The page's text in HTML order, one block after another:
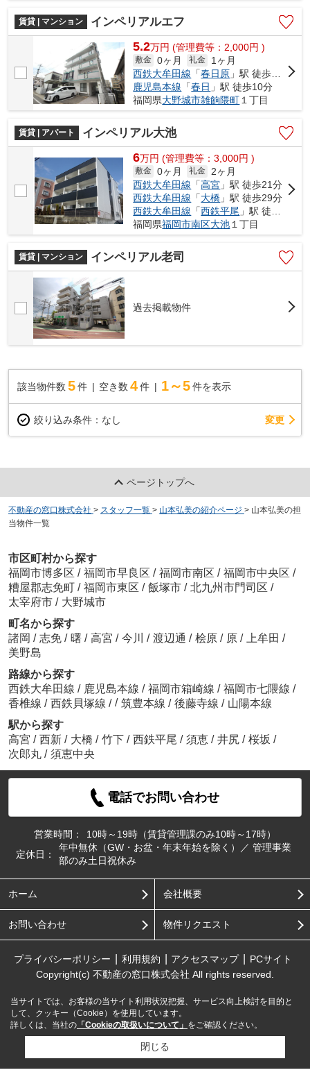
賃貸 | マンション
インペリアルエフ
5.2万円 (管理費等：2,000円 )
敷金 0ヶ月 礼金
1ヶ月
西鉄大牟田線 「春日原 」駅 徒歩6分
鹿児島本線 「春日 」駅 徒歩10分
福岡県大野城市雑餉隈町 １丁目
賃貸 | アパート インペリアル大池
6万円 (管理費等：3,000円 )
敷金 0ヶ月 礼金
2ヶ月
西鉄大牟田線 「高宮 」駅 徒歩21分
西鉄大牟田線 「大橋 」駅 徒歩29分
西鉄大牟田線 「西鉄平尾 」駅 徒歩35分
福岡県福岡市南区大池 １丁目
賃貸 | マンション インペリアル老司
過去掲載物件
該当物件数 5件 空き数 4 件 1～5 件を表示
絞り込み条件： なし 変更
ページトップへ
不動産の窓口株式会社 > スタッフ一覧 > 山本弘美の紹介ページ > 山本弘美の担
当物件一覧
市区町村から探す
福岡市博多区 / 福岡市早良区 / 福岡市南区 / 福岡市中央区 /
糟屋郡志免町 / 福岡市東区 / 飯塚市 / 北九州市門司区 /
太宰府市 / 大野城市
町名から探す
諸岡 / 志免 / 曙 / 高宮 / 今川 / 渡辺通 / 桧原 / 原 / 上牟田 /
美野島
路線から探す
西鉄大牟田線 / 鹿児島本線 / 福岡市箱崎線 / 福岡市七隈線 /
香椎線 / 西鉄貝塚線 / / 筑豊本線 / 後藤寺線 / 山陽本線
駅から探す
高宮 / 西新 / 大橋 / 竹下 / 西鉄平尾 / 須恵 / 井尻 / 桜坂 /
次郎丸 / 須恵中央
電話でお問い合わせ
営業時間：
10時～19時（賃貸管理課のみ10時～17時）
定休日：
年中無休（GW・お盆・年末年始を除く）／ 管理事業
部のみ土日祝休み
ホーム 会社概要
お問い合わせ 物件リクエスト
プライバシーポリシー 利用規約 アクセスマップ
PCサイト
Copyright(c) 不動産の窓口株式会社 All rights reserved.
当サイトでは、お客様の当サイト利用状況把握、サービス向上検討を目的と
して、クッキー（Cookie）を使用しています。
詳しくは、当社の 「Cookieの取扱いについて」 をご確認ください。
閉じる